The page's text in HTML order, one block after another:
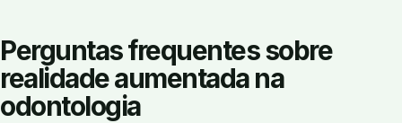
Perguntas frequentes sobre
realidade aumentada na
odontologia